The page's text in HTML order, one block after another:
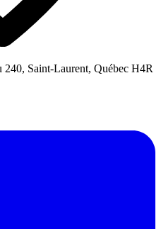
Saint-Laurent, Québec H4R